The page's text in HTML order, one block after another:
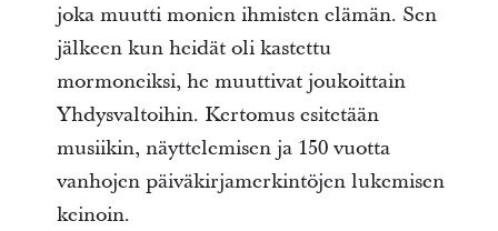
joka muutti monien ihmisten elämän. Sen
jälkeen kun heidät oli kastettu
mormoneiksi, he muuttivat joukoittain
Yhdysvaltoihin. Kertomus esitetään
musiikin, näyttelemisen ja 150 vuotta
vanhojen päiväkirjamerkintöjen lukemisen
keinoin.